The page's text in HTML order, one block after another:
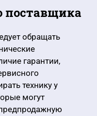
поставщика
обращать
гарантии,
технику у
могут